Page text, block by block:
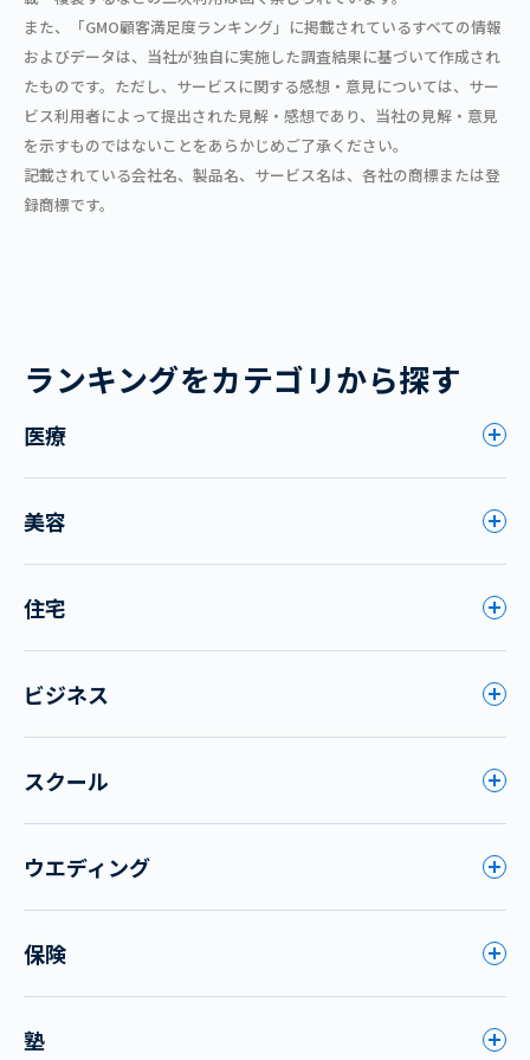
また、「GMO顧客満足度ランキング」に掲載されているすべての情報
およびデータは、当社が独自に実施した調査結果に基づいて作成され
たものです。ただし、サービスに関する感想・意見については、サー
ビス利用者によって提出された見解・感想であり、当社の見解・意見
を示すものではないことをあらかじめご了承ください。
記載されている会社名、製品名、サービス名は、各社の商標または登
録商標です。
ランキングをカテゴリから探す
医療
美容
住宅
ビジネス
スクール
ウエディング
保険
塾